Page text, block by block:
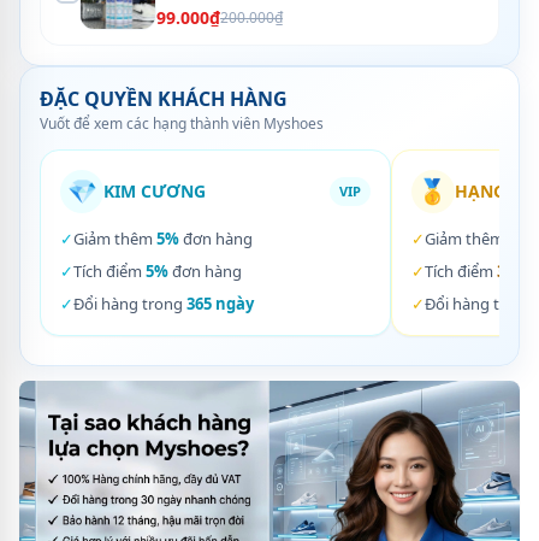
99.000₫200.000₫
ĐẶC QUYỀN KHÁCH HÀNG
Vuốt để xem các hạng thành viên Myshoes
💎 KIM CƯƠNG VIP
✓Giảm thêm 5%đơn hàng
✓Tích điểm 5%đơn hàng
✓Đổi hàng trong 365 ngày
🥇 HẠNG
✓Giảm thêm
✓Tích điểm 3%
✓Đổi hàng trong